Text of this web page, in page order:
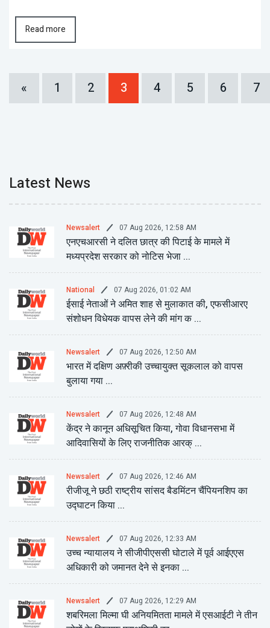
Read more
« 1 2 3 4 5 6 7
Latest News
Newsalert 07 Aug 2026, 12:58 AM
एनएचआरसी ने दलित छात्र की पिटाई के मामले में
मध्यप्रदेश सरकार को नोटिस भेजा ...
National 07 Aug 2026, 01:02 AM
ईसाई नेताओं ने अमित शाह से मुलाकात की, एफसीआरए
संशोधन विधेयक वापस लेने की मांग क ...
Newsalert 07 Aug 2026, 12:50 AM
भारत में दक्षिण अफ़्रीकी उच्चायुक्त सूकलाल को वापस
बुलाया गया ...
Newsalert 07 Aug 2026, 12:48 AM
केंद्र ने कानून अधिसूचित किया, गोवा विधानसभा में
आदिवासियों के लिए राजनीतिक आरक् ...
Newsalert 07 Aug 2026, 12:46 AM
रीजीजू ने छठी राष्ट्रीय सांसद बैडमिंटन चैंपियनशिप का
उद्घाटन किया ...
Newsalert 07 Aug 2026, 12:33 AM
उच्च न्यायालय ने सीजीपीएससी घोटाले में पूर्व आईएएस
अधिकारी को जमानत देने से इनका ...
Newsalert 07 Aug 2026, 12:29 AM
शबरिमला मिल्मा घी अनियमितता मामले में एसआईटी ने तीन